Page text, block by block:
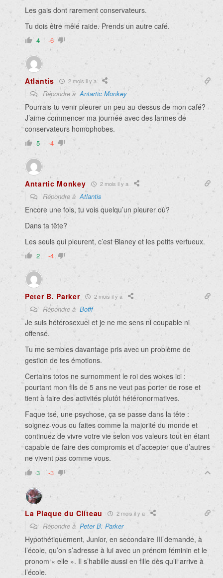
Les gais dont rarement conservateurs.
Tu dois être mêlé raide. Prends un autre café.
4 -6
Atlantis 2 mois il y a
Répondre àAntartic Monkey
Pourrais-tu venir pleurer un peu au-dessus de mon café?
J’aime commencer ma journée avec des larmes de
conservateurs homophobes.
5 -4
Antartic Monkey 2 mois il y a
Répondre àAtlantis
Encore une fois, tu vois quelqu’un pleurer où?
Dans ta tête?
Les seuls qui pleurent, c’est Blaney et les petits vertueux.
2 -4
Peter B. Parker 2 mois il y a
Répondre à Bofff
Je suis hétérosexuel et je ne me sens ni coupable ni
offensé.
Tu me sembles davantage pris avec un problème de
gestion de tes émotions.
Certains totos ne surnomment le roi des wokes ici :
pourtant mon fils de 5 ans ne veut pas porter de rose et
tient à faire des activités plutôt hétéronormatives.
Faque tsé, une psychose, ça se passe dans la tête :
soignez-vous ou faites comme la majorité du monde et
continuez de vivre votre vie selon vos valeurs tout en étant
capable de faire des compromis et d’accepter que d’autres
ne vivent pas comme vous.
3 -3
La Plaque du Cliteau 2 mois il y a
Répondre à Peter B. Parker
Hypothétiquement, Junior, en secondaire III demande, à
l’école, qu’on s’adresse à lui avec un prénom féminin et le
pronom « elle ». Il s’habille aussi en fille dès qu’il arrive à
l’école.